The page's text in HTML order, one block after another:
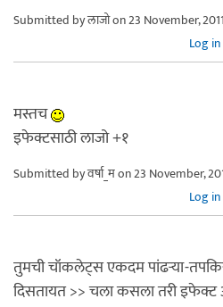
Submitted byलाजोon 23 November,
Log in
मस्तच
इफेक्टसाठी लाजो +१
Submitted byवर्षा_मon 23 November,
Log in
तुमची चॉकलेट्स एकदम पांढर्‍या-
दिसतायत >> चला कसला तरी इफेक्ट